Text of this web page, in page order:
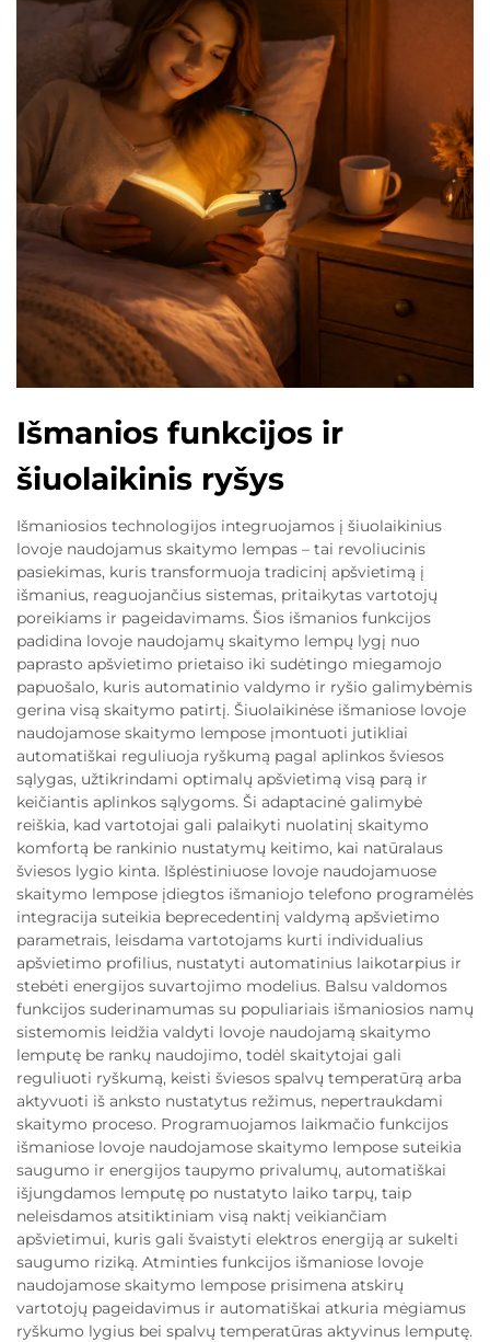
Išmanios funkcijos ir
šiuolaikinis ryšys
Išmaniosios technologijos integruojamos į šiuolaikinius
lovoje naudojamus skaitymo lempas – tai revoliucinis
pasiekimas, kuris transformuoja tradicinį apšvietimą į
išmanius, reaguojančius sistemas, pritaikytas vartotojų
poreikiams ir pageidavimams. Šios išmanios funkcijos
padidina lovoje naudojamų skaitymo lempų lygį nuo
paprasto apšvietimo prietaiso iki sudėtingo miegamojo
papuošalo, kuris automatinio valdymo ir ryšio galimybėmis
gerina visą skaitymo patirtį. Šiuolaikinėse išmaniose lovoje
naudojamose skaitymo lempose įmontuoti jutikliai
automatiškai reguliuoja ryškumą pagal aplinkos šviesos
sąlygas, užtikrindami optimalų apšvietimą visą parą ir
keičiantis aplinkos sąlygoms. Ši adaptacinė galimybė
reiškia, kad vartotojai gali palaikyti nuolatinį skaitymo
komfortą be rankinio nustatymų keitimo, kai natūralaus
šviesos lygio kinta. Išplėstiniuose lovoje naudojamuose
skaitymo lempose įdiegtos išmaniojo telefono programėlės
integracija suteikia beprecedentinį valdymą apšvietimo
parametrais, leisdama vartotojams kurti individualius
apšvietimo profilius, nustatyti automatinius laikotarpius ir
stebėti energijos suvartojimo modelius. Balsu valdomos
funkcijos suderinamumas su populiariais išmaniosios namų
sistemomis leidžia valdyti lovoje naudojamą skaitymo
lemputę be rankų naudojimo, todėl skaitytojai gali
reguliuoti ryškumą, keisti šviesos spalvų temperatūrą arba
aktyvuoti iš anksto nustatytus režimus, nepertraukdami
skaitymo proceso. Programuojamos laikmačio funkcijos
išmaniose lovoje naudojamose skaitymo lempose suteikia
saugumo ir energijos taupymo privalumų, automatiškai
išjungdamos lemputę po nustatyto laiko tarpų, taip
neleisdamos atsitiktiniam visą naktį veikiančiam
apšvietimui, kuris gali švaistyti elektros energiją ar sukelti
saugumo riziką. Atminties funkcijos išmaniose lovoje
naudojamose skaitymo lempose prisimena atskirų
vartotojų pageidavimus ir automatiškai atkuria mėgiamus
ryškumo lygius bei spalvų temperatūras aktyvinus lemputę.